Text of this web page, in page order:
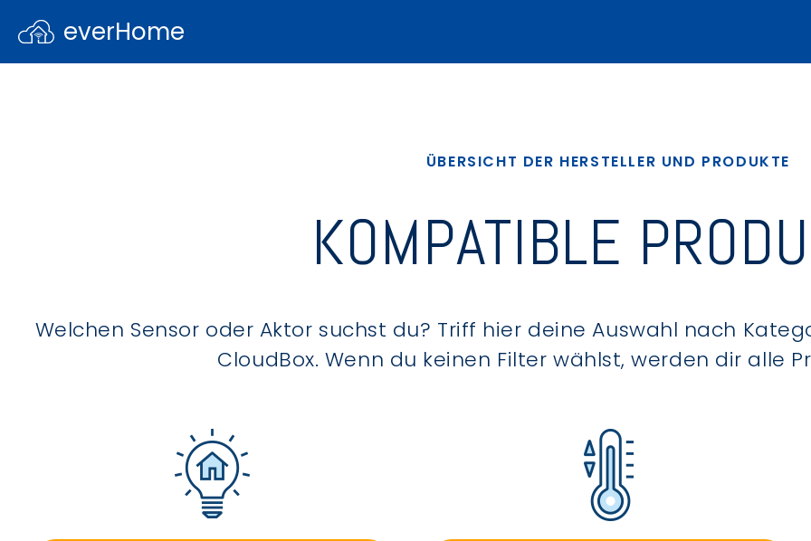
everHome
ÜBERSICHT DER HERSTELLER UND PRODUKTE
KOMPATIBLE
Welchen Sensor oder Aktor suchst du? Triff hier deine Auswahl nach
CloudBox. Wenn du keinen Filter wählst, werden dir alle